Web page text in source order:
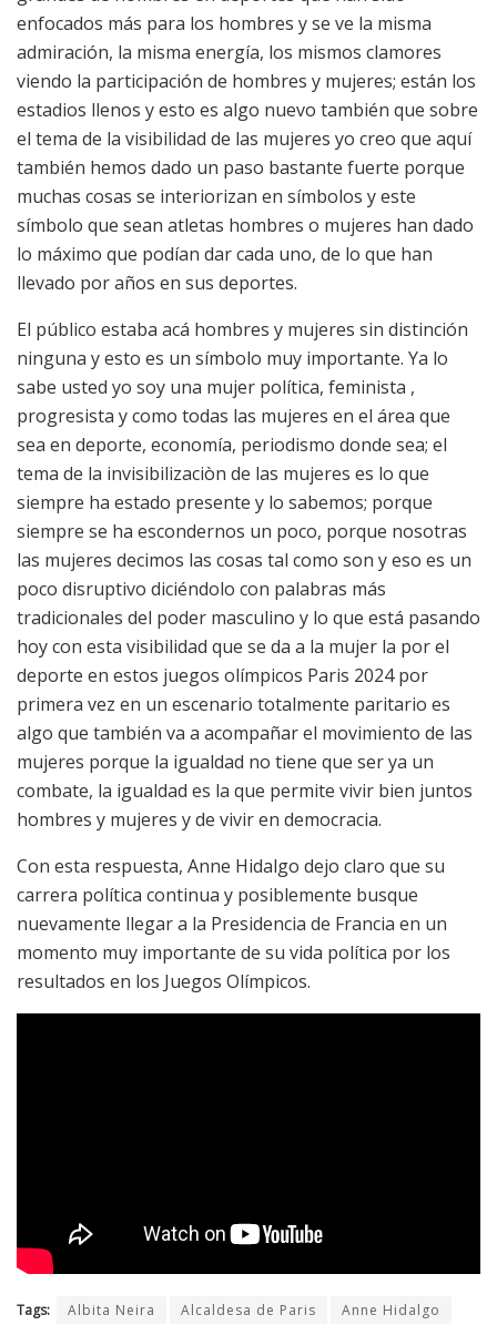
enfocados más para los hombres y se ve la misma
admiración, la misma energía, los mismos clamores
viendo la participación de hombres y mujeres; están los
estadios llenos y esto es algo nuevo también que sobre
el tema de la visibilidad de las mujeres yo creo que aquí
también hemos dado un paso bastante fuerte porque
muchas cosas se interiorizan en símbolos y este
símbolo que sean atletas hombres o mujeres han dado
lo máximo que podían dar cada uno, de lo que han
llevado por años en sus deportes.
El público estaba acá hombres y mujeres sin distinción
ninguna y esto es un símbolo muy importante. Ya lo
sabe usted yo soy una mujer política, feminista ,
progresista y como todas las mujeres en el área que
sea en deporte, economía, periodismo donde sea; el
tema de la invisibilizaciòn de las mujeres es lo que
siempre ha estado presente y lo sabemos; porque
siempre se ha escondernos un poco, porque nosotras
las mujeres decimos las cosas tal como son y eso es un
poco disruptivo diciéndolo con palabras más
tradicionales del poder masculino y lo que está pasando
hoy con esta visibilidad que se da a la mujer la por el
deporte en estos juegos olímpicos Paris 2024 por
primera vez en un escenario totalmente paritario es
algo que también va a acompañar el movimiento de las
mujeres porque la igualdad no tiene que ser ya un
combate, la igualdad es la que permite vivir bien juntos
hombres y mujeres y de vivir en democracia.
Con esta respuesta, Anne Hidalgo dejo claro que su
carrera política continua y posiblemente busque
nuevamente llegar a la Presidencia de Francia en un
momento muy importante de su vida política por los
resultados en los Juegos Olímpicos.
Tags: Albita Neira Alcaldesa de Paris Anne Hidalgo